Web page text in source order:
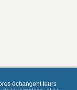
échangent leurs